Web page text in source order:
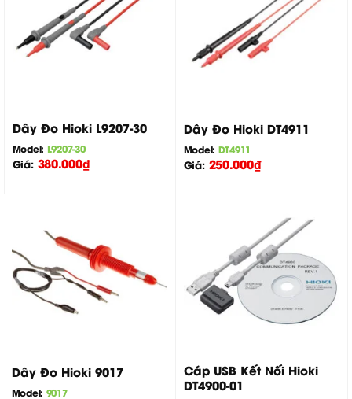
Dây Đo Hioki L9207-30
Model: L9207-30
Giá: 380.000₫
Dây Đo Hioki DT4911
Model: DT4911
Giá: 250.000₫
Dây Đo Hioki 9017
Model: 9017
Cáp USB Kết Nối Hioki
DT4900-01